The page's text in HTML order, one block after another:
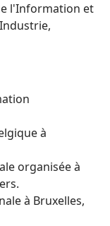
l'Information et
à
organisée à
à Bruxelles,